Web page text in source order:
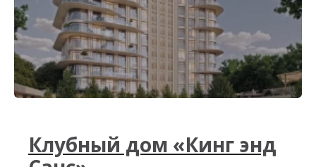
Клубный дом «Кинг энд